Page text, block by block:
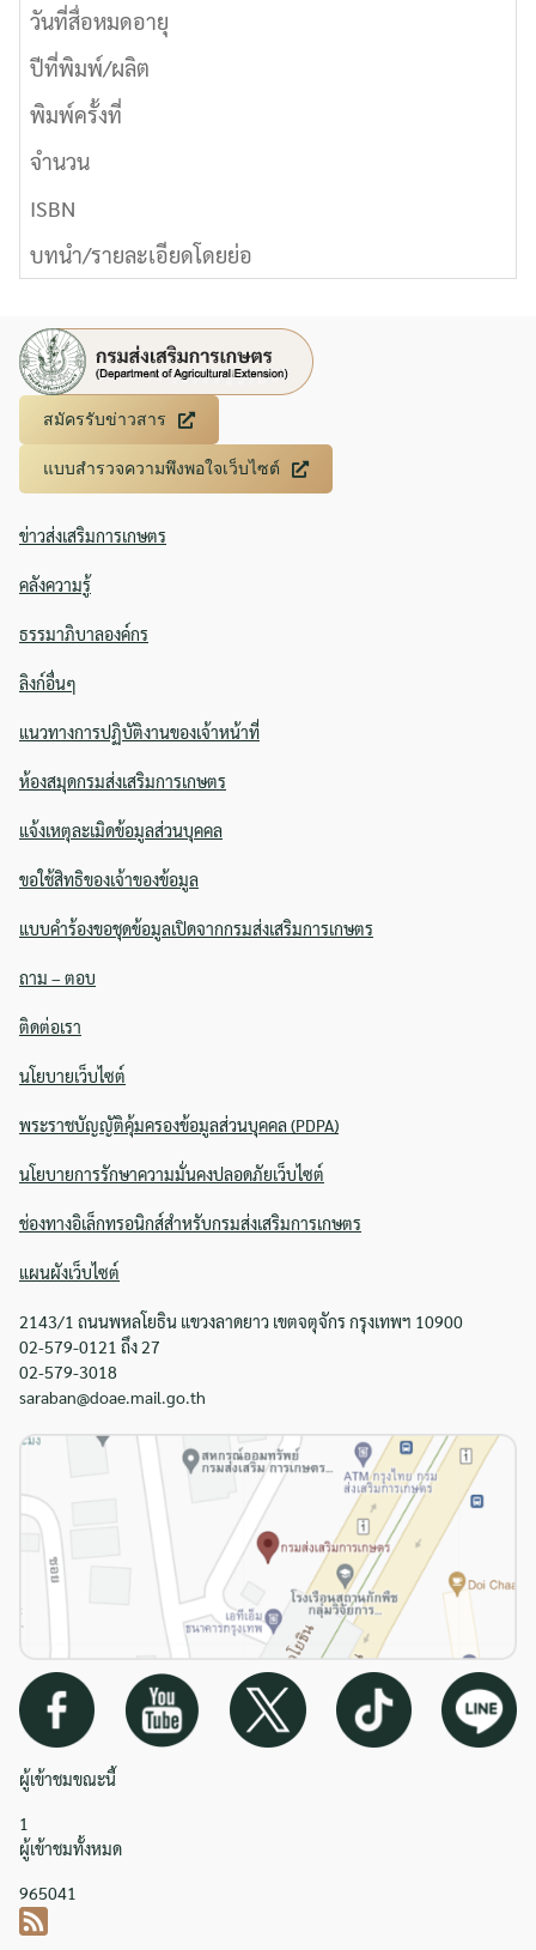
Search
for:
วันที่สื่อหมดอายุ
ปีที่พิมพ์/ผลิต
พิมพ์ครั้งที่
จำนวน
ISBN
บทนำ/รายละเอียดโดยย่อ
สมัครรับข่าวสาร
แบบสำรวจความพึงพอใจเว็บไซต์
ข่าวส่งเสริมการเกษตร
คลังความรู้
ธรรมาภิบาลองค์กร
ลิงก์อื่นๆ
แนวทางการปฏิบัติงานของเจ้าหน้าที่
ห้องสมุดกรมส่งเสริมการเกษตร
แจ้งเหตุละเมิดข้อมูลส่วนบุคคล
ขอใช้สิทธิของเจ้าของข้อมูล
แบบคำร้องขอชุดข้อมูลเปิดจากกรมส่งเสริมการเกษตร
ถาม – ตอบ
ติดต่อเรา
นโยบายเว็บไซต์
พระราชบัญญัติคุ้มครองข้อมูลส่วนบุคคล (PDPA)
นโยบายการรักษาความมั่นคงปลอดภัยเว็บไซต์
ช่องทางอิเล็กทรอนิกส์สำหรับกรมส่งเสริมการเกษตร
แผนผังเว็บไซต์
2143/1 ถนนพหลโยธิน แขวงลาดยาว เขตจตุจักร กรุงเทพฯ 10900
02-579-0121 ถึง 27
02-579-3018
saraban@doae.mail.go.th
ผู้เข้าชมขณะนี้
1
ผู้เข้าชมทั้งหมด
965041